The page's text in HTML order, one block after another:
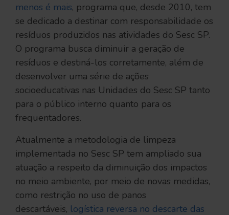
menos é mais, programa que, desde 2010, tem
se dedicado a destinar com responsabilidade os
resíduos produzidos nas atividades do Sesc SP.
O programa busca diminuir a geração de
resíduos e destiná-los corretamente, além de
desenvolver uma série de ações
socioeducativas nas Unidades do Sesc SP tanto
para o público interno quanto para os
frequentadores.
Atualmente a metodologia de limpeza
implementada no Sesc SP tem ampliado sua
atuação a respeito da diminuição dos impactos
no meio ambiente, por meio de novas medidas,
como restrição no uso de panos
descartáveis, logística reversa no descarte das